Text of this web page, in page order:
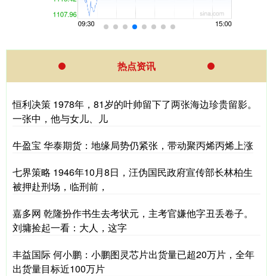
热点资讯
恒利决策 1978年，81岁的叶帅留下了两张海边珍贵留影。
一张中，他与女儿、儿
牛盈宝 华泰期货：地缘局势仍紧张，带动聚丙烯丙烯上涨
七界策略 1946年10月8日，汪伪国民政府宣传部长林柏生
被押赴刑场，临刑前，
嘉多网 乾隆扮作书生去考状元，主考官嫌他字丑丢卷子。
刘墉捡起一看：大人，这字
丰益国际 何小鹏：小鹏图灵芯片出货量已超20万片，全年
出货量目标近100万片